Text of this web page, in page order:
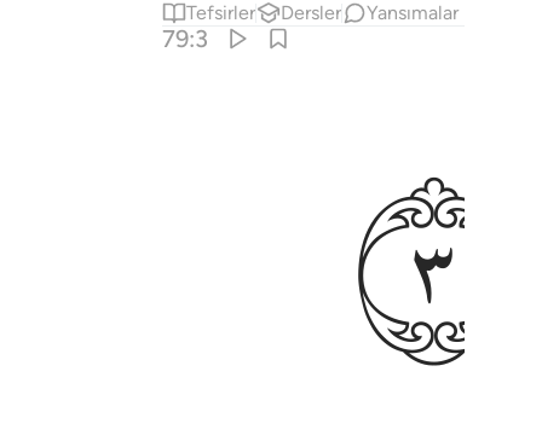
Tefsirler Dersler Yansımalar
79:3
ﲚ